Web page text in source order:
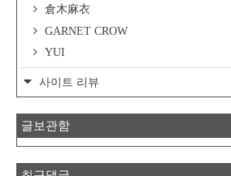
倉木麻衣
GARNET CROW
YUI
사이트 리뷰
글보관함